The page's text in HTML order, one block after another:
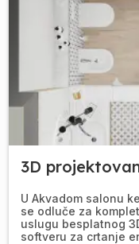
3D
U Akvadom salonu
se odluče za
uslugu besplatnog
softveru za crtanje